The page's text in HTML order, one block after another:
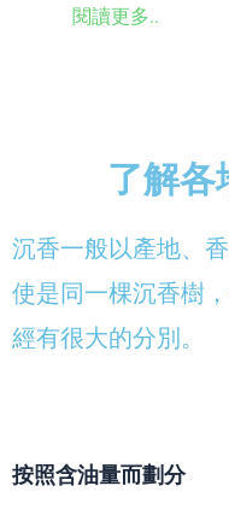
閱讀更多..
了解各
沉香一般以產地、
使是同一棵沉香樹
經有很大的分別。
按照含油量而劃分